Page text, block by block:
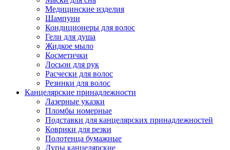
Медицинские изделия
Шампуни
Кондиционеры для волос
Гели для душа
Жидкое мыло
Косметички
Лосьон для рук
Расчески для волос
Резинки для волос
Канцелярские принадлежности
Лазерные указки
Пломбы номерные
Подставки для канцелярских принадлежностей
Коврики для резки
Полотенца бумажные
Лупы канцелярские